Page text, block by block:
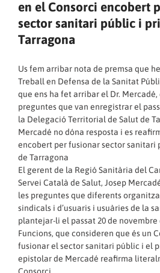
en el Consorci encobert
sector sanitari públic i
Tarragona
Us fem arribar nota de premsa que
Treball en Defensa de la Sanitat
que ens ha fet arribar el Dr.
preguntes que van enregistrar el
la Delegació Territorial de Salut de
Mercadé no dóna resposta i es
encobert per fusionar sector sanitari
de Tarragona
El gerent de la Regió Sanitària del
Servei Català de Salut, Josep
les preguntes que diferents
sindicals i d’usuaris i usuàries de la
plantejar-li el passat 20 de novembre
Funcions, que consideren que és un
fusionar el sector sanitari públic i el
epistolar de Mercadé reafirma